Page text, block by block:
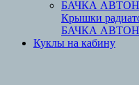
Крышки
БАЧКА
Куклы на кабину